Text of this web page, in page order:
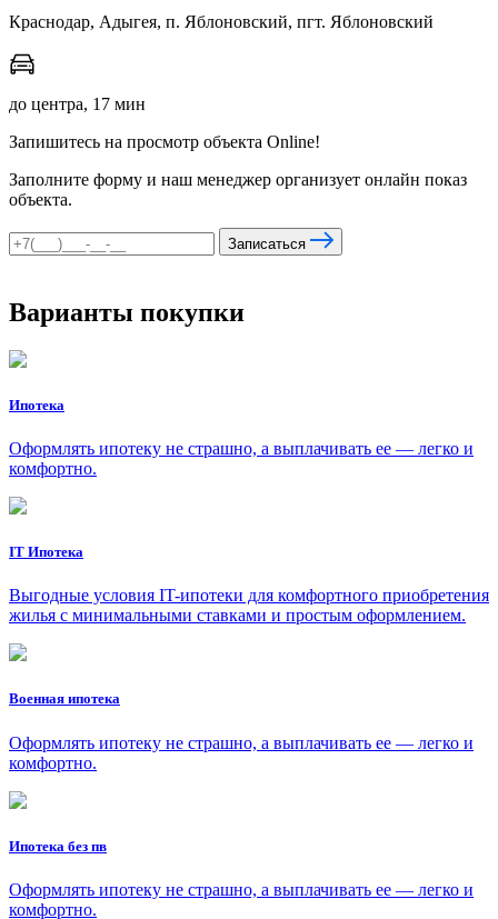
Краснодар, Адыгея, п. Яблоновский, пгт. Яблоновский
до центра, 17 мин
Запишитесь на просмотр объекта Online!
Заполните форму и наш менеджер организует онлайн показ
объекта.
Записаться
Варианты покупки
Ипотека
Оформлять ипотеку не страшно, а выплачивать ее — легко и
комфортно.
IT Ипотека
Выгодные условия IT-ипотеки для комфортного приобретения
жилья с минимальными ставками и простым оформлением.
Военная ипотека
Оформлять ипотеку не страшно, а выплачивать ее — легко и
комфортно.
Ипотека без пв
Оформлять ипотеку не страшно, а выплачивать ее — легко и
комфортно.